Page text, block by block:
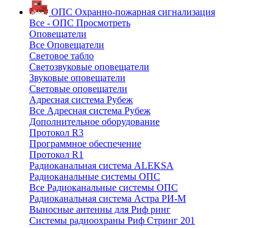
ОПС Охранно-пожарная сигнализация
Все - ОПС Просмотреть
Оповещатели
Все Оповещатели
Световое табло
Светозвуковые оповещатели
Звуковые оповещатели
Световые оповещатели
Адресная система Рубеж
Все Адресная система Рубеж
Дополнительное оборудование
Протокол R3
Программное обеспечение
Протокол R1
Радиоканальная система ALEKSA
Радиоканальные системы ОПС
Все Радиоканальные системы ОПС
Радиоканальная система Астра РИ-М
Выносные антенны для Риф ринг
Системы радиоохраны Риф Стринг 201